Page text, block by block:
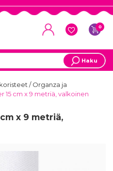
0
Haku
/Organza ja
15 cm x 9 metriä, valkoinen
x 9 metriä,